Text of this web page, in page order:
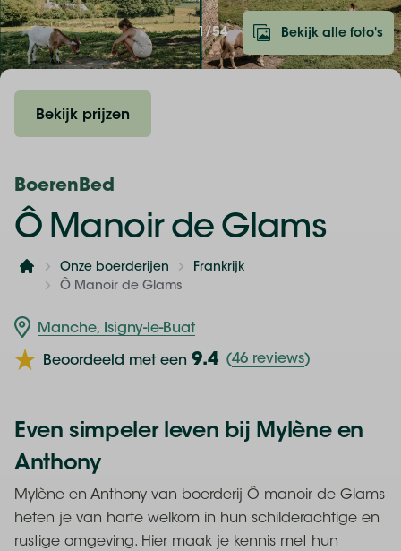
1/54 Bekijk alle foto's
BoerenBed
Bekijk prijzen
Ô Manoir de Glams
Home
Onze boerderijen
Frankrijk
Ô Manoir de Glams
Manche, Isigny-le-Buat
Beoordeeld met een 9.4 (46 reviews)
Even simpeler leven bij Mylène en
Anthony
Mylène en Anthony van boerderij Ô manoir de Glams
heten je van harte welkom in hun schilderachtige en
rustige omgeving. Hier maak je kennis met hun